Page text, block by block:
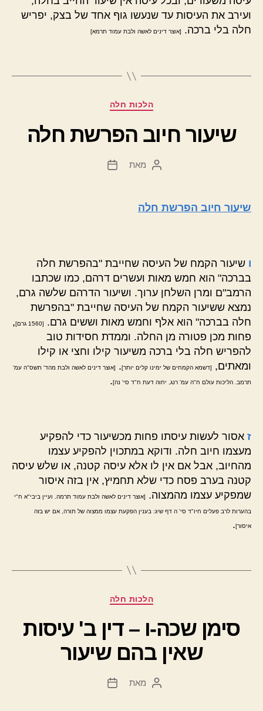
ועירב את העיסות עד שנעשו גוף אחד של בצק, יפריש
חלה בלי ברכה.
[אוצר דינים לאשה ולבת עמוד תרמא]
קטגוריות
הלכות חלה
שיעור חיוב הפרשת חלה
המחבר
מאת
תאריך
שיעור חיוב הפרשת חלה
ו שיעור הקמח של העיסה שחייבת "בהפרשת חלה
בברכה" הוא חמש מאות ועשרים דרהם, כמו שכתבו
הרמב"ם ומרן השלחן ערוך. ושיעור הדרהם שלשה גרם,
נמצא ששיעור הקמח של העיסה שחייבת "בהפרשת
חלה בברכה" הוא אלף וחמש מאות וששים גרם.
[1560 גרם]
,
פחות מכן פטורה מן החלה. וממדת חסידות טוב
להפריש חלה בלי ברכה משיעור קילו וחצי או קילו
ומאתים,
[דשמא הקמחים של ימינו קלים יותר]. [אוצר דינים לאשה ולבת מהד' תשס"ה עמ'
תרמב. הליכות עולם ח"ה עמ' רנג, יחוה דעת ח"ד סי' נה].
ז אסור לעשות עיסתו פחות מכשיעור כדי להפקיע
מעצמו חיוב חלה. ודוקא במתכוין להפקיע עצמו
מהחיוב, אבל אם אין לו אלא עיסה קטנה, או שלש עיסה
קטנה בערב פסח כדי שלא תחמיץ, אין בזה איסור
שמפקיע עצמו מהמצוה.
[אוצר דינים לאשה ולבת עמוד תרמה. ועיין ביבי"א ח"י
בהערות לרב פעלים חיו"ד סי' ה דף שיג: בענין הפקעת עצמו ממצוה של תורה, אם יש בזה
איסור].
קטגוריות
הלכות חלה
סימן שכה-ו – דין ב' עיסות
שאין בהם שיעור
המחבר
מאת
תאריך